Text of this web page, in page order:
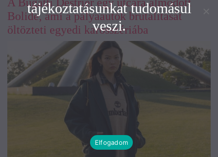
Bolide, ami a pályaautók brutalitását
öltözteti egyedi karosszériába
tájékoztatásunkat tudomásul
veszi.
Elfogadom